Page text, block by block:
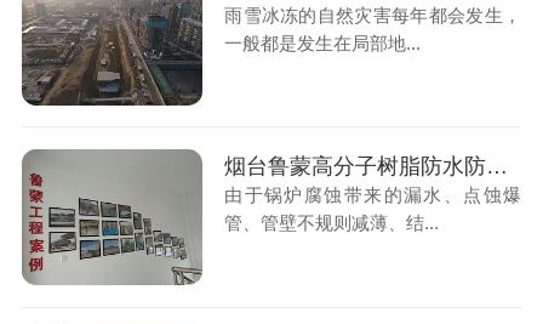
雨雪冰冻的自然灾害每年都会发生，
一般都是发生在局部地...
烟台鲁蒙高分子树脂防水防腐涂料可抗锅炉腐蚀
由于锅炉腐蚀带来的漏水、点蚀爆
管、管壁不规则减薄、结...